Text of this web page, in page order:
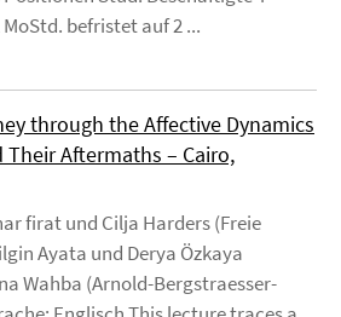
befristet auf 2 ...
through the Affective Dynamics
Aftermaths – Cairo,
firat und Cilja Harders (Freie
Ayata und Derya Özkaya
Wahba (Arnold-Bergstraesser-